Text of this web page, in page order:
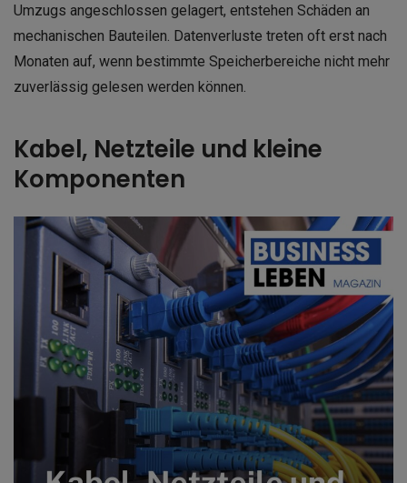
Umzugs angeschlossen gelagert, entstehen Schäden an
mechanischen Bauteilen. Datenverluste treten oft erst nach
Monaten auf, wenn bestimmte Speicherbereiche nicht mehr
zuverlässig gelesen werden können.
Kabel, Netzteile und kleine
Komponenten